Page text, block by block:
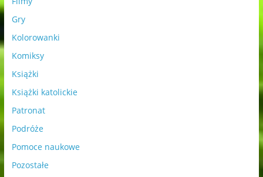
Gry
Kolorowanki
Komiksy
Książki
Książki katolickie
Patronat
Podróże
Pomoce naukowe
Pozostałe